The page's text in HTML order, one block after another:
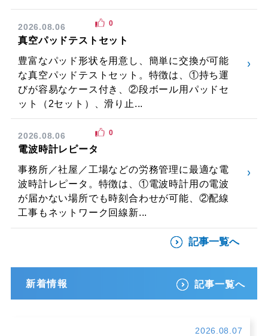
2026.08.06
真空パッドテストセット
豊富なパッド形状を用意し、簡単に交換が可能
な真空パッドテストセット。特徴は、①持ち運
びが容易なケース付き、②段ボール用パッドセ
ット（2セット）、滑り止...
0
2026.08.06
電波時計レピータ
事務所／社屋／工場などの労務管理に最適な電
波時計レピータ。特徴は、①電波時計用の電波
が届かない場所でも時刻合わせが可能、②配線
工事もネットワーク回線新...
0
記事一覧へ
新着情報 記事一覧へ
2026.08.07